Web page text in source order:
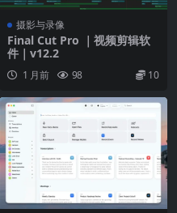
频、加法、粒子、频谱
大地激发你的灵感
器 Alchemy 快速查找声音
弦立即转换成丰富的演
摄影与录像
Final Cut Pro ｜视频剪辑软
件｜v12.2
1 月前 98 10